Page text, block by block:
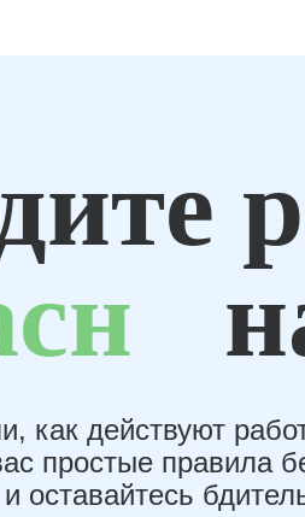
как действуют
простые правила
оставайтесь